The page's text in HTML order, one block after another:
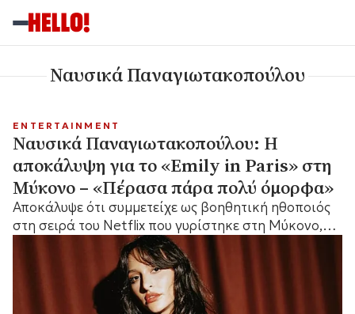
Ναυσικά Παναγιωτακοπούλου
ENTERTAINMENT
Ναυσικά Παναγιωτακοπούλου: Η
αποκάλυψη για το «Emily in Paris» στη
Μύκονο – «Πέρασα πάρα πολύ όμορφα»
Αποκάλυψε ότι συμμετείχε ως βοηθητική ηθοποιός
στη σειρά του Netflix που γυρίστηκε στη Μύκονο,
ενώ μίλησε για την εμπειρία της.